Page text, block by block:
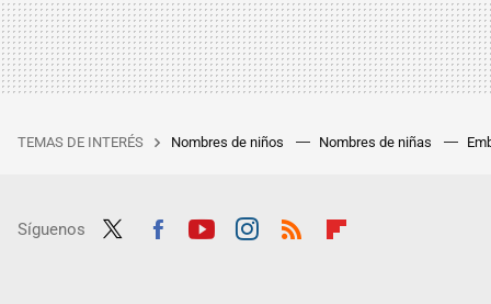
TEMAS DE INTERÉS Nombres de niños Nombres de niñas
Síguenos